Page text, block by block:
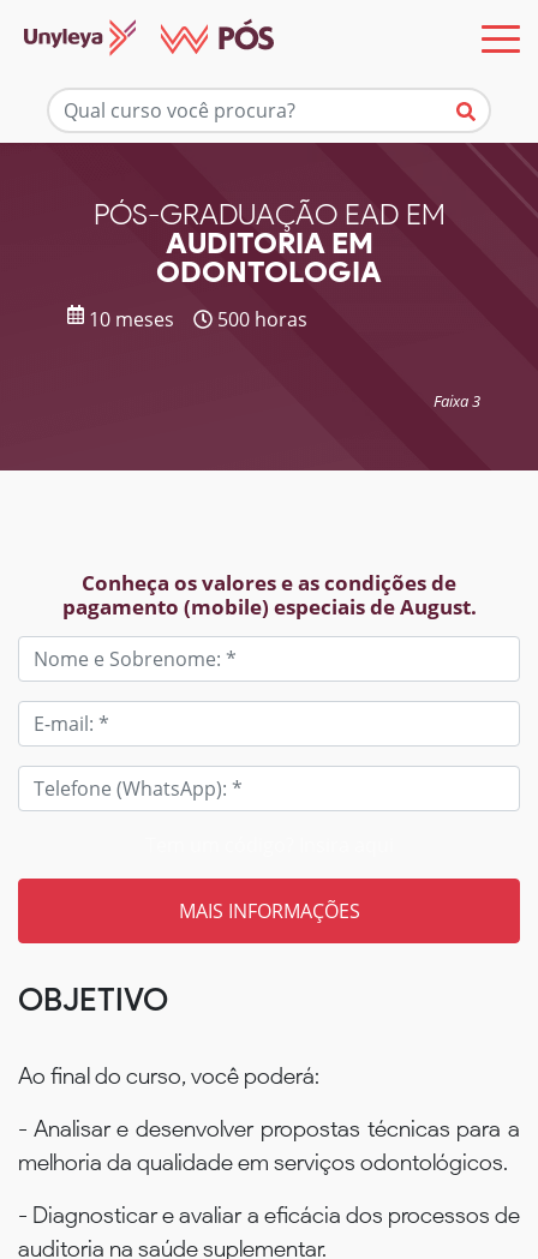
PÓS-GRADUAÇÃO EAD EM
AUDITORIA EM
ODONTOLOGIA
10 meses 500 horas
Faixa 3
Conheça os valores e as condições de
pagamento (mobile) especiais de August.
Mais informações
OBJETIVO
Ao final do curso, você poderá:
- Analisar e desenvolver propostas técnicas para a
melhoria da qualidade em serviços odontológicos.
- Diagnosticar e avaliar a eficácia dos processos de
auditoria na saúde suplementar.